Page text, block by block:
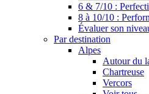
6 & 7/10 :
8 à 10/10 :
Évaluer son
Par destination
Alpes
Autour du
Chartreuse
Vercors